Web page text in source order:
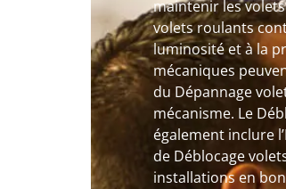
maintenir les
volets roulants
luminosité et à la
mécaniques
du Dépannage
mécanisme. Le
également inclure
de Déblocage
installations en